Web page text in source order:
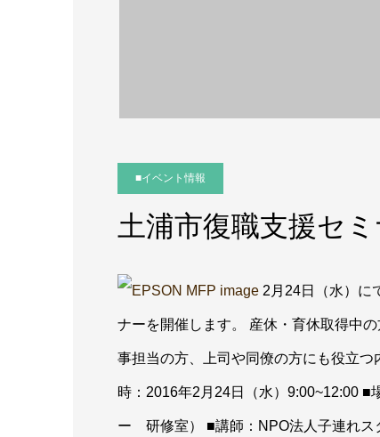
■イベント情報
土浦市復職支援セ
2月24日（水）に
ナーを開催します。 産休・育休取得中
事担当の方、上司や同僚の方にも役立
時：2016年2月24日（水）9:00~12:00 ■
ー 研修室） ■講師：NPO法人子連れ